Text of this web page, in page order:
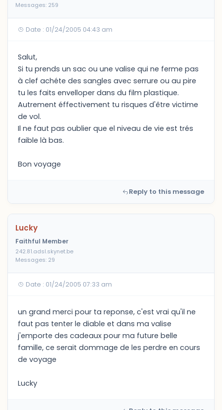
Messages: 259
Date : 01/24/2005 04:43 am
Salut,
Si tu prends un sac ou une valise qui ne ferme pas
à clef achéte des sangles avec serrure ou au pire
tu les faits envelloper dans du film plastique.
Autrement éffectivement tu risques d'être victime
de vol.
Il ne faut pas oublier que el niveau de vie est trés
faible là bas.
Bon voyage
Reply to this message
Lucky
Faithful Member
242.81.adsl.skynet.be
Messages: 29
Date : 01/24/2005 07:33 am
un grand merci pour ta reponse, c'est vrai qu'il ne
faut pas tenter le diable et dans ma valise
j'emporte des cadeaux pour ma future belle
famille, ce serait dommage de les perdre en cours
de voyage
Lucky